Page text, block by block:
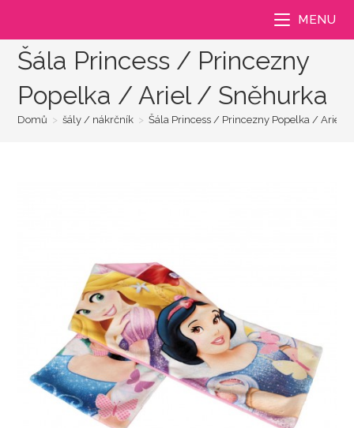
obsahu
MENU
Šála Princess / Princezny
Popelka / Ariel / Sněhurka
Domů > šály / nákrčník > Šála Princess / Princezny Popelka / Ariel